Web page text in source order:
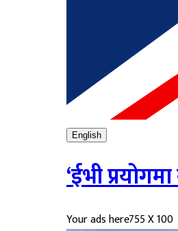
English
‘ईभी
Your ads here755 X 100